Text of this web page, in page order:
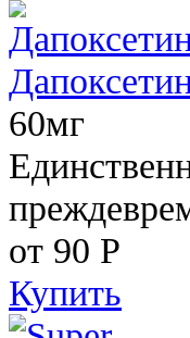
60мг
от 90 Р
Купить